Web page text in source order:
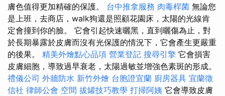
膚色值得更加精確的保護。 台中推拿服務 肉毒桿菌 無論您
是上班，去商店，walk狗還是照顧花園床，太陽的光線肯
定會撞到你的臉。 它會引起快速曬黑，直到曬傷為止，對
於長期暴露於皮膚而沒有光保護的情況下，它會產生更嚴重
的後果。 精美外燴點心品項 營業登記 搜尋引擎 它會損害
皮膚細胞，導致過早衰老，太陽過敏並增強色素斑的形成。
禮儀公司 外牆防水 新竹外燴 台胞證宜蘭 廚房器具 宜蘭徵
信社 律師公會 空間 拔罐技巧教學 打掃阿姨 它會導致皮膚